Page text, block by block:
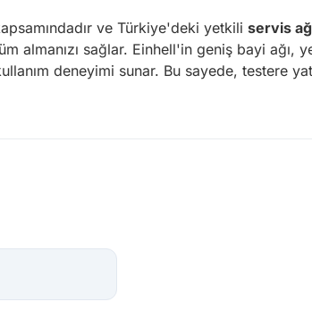
ve Türkiye'deki yetkili servis
almanızı sağlar. Einhell'in geniş bayi ağı,
deneyimi sunar. Bu sayede, testere